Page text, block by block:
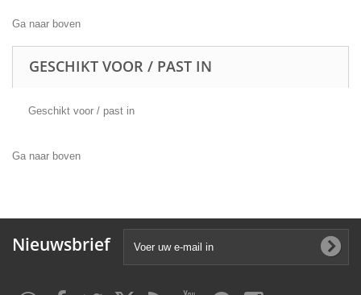
Ga naar boven
GESCHIKT VOOR / PAST IN
Geschikt voor / past in
Ga naar boven
Nieuwsbrief